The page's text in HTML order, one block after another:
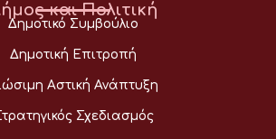
και Πολιτική
Δημοτικό Συμβούλιο
Δημοτική Επιτροπή
Αστική Ανάπτυξη
Σχεδιασμός